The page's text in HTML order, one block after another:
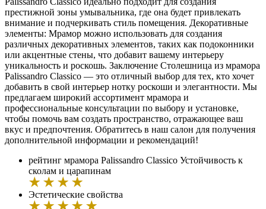
престижной зоны умывальника, где она будет привлекать
внимание и подчеркивать стиль помещения. Декоративные
элементы: Мрамор можно использовать для создания
различных декоративных элементов, таких как подоконники
или акцентные стены, что добавит вашему интерьеру
уникальность и роскошь. Заключение Столешница из мрамора
Palissandro Classico — это отличный выбор для тех, кто хочет
добавить в свой интерьер нотку роскоши и элегантности. Мы
предлагаем широкий ассортимент мрамора и
профессиональные консультации по выбору и установке,
чтобы помочь вам создать пространство, отражающее ваш
вкус и предпочтения. Обратитесь в наш салон для получения
дополнительной информации и рекомендаций!
рейтинг мрамора Palissandro Classico Устойчивость к
сколам и царапинам
Эстетические свойства